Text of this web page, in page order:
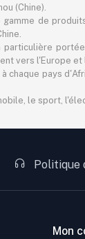
(Chine).
de
vers l'Europe et
pays
le sport,
Politique
Mon